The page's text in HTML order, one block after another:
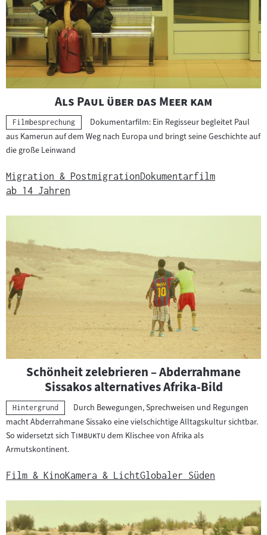
e
r
g
e
b
s
e
"
Als Paul über das Meer kam
Kategorie:
Filmbesprechung
Dokumentarfilm: Ein Regisseur begleitet Paul
aus Kamerun auf dem Weg nach Europa und bringt seine Geschichte auf
die große Leinwand
Migration & PostmigrationDokumentarfilm
ab 14 Jahren
Schönheit zelebrieren – Abderrahmane
Sissakos alternatives Afrika-Bild
Kategorie:
Hintergrund
Durch Bewegungen, Sprechweisen und Regungen
macht Abderrahmane Sissako eine vielschichtige Alltagskultur sichtbar.
So widersetzt sich "
Timbuktu "dem Klischee von Afrika als
Armutskontinent.
Film & KinoKamera & LichtGlobaler Süden